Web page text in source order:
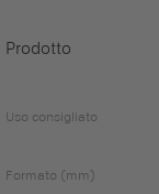
Prodotto
Uso consigliato
Formato (mm)